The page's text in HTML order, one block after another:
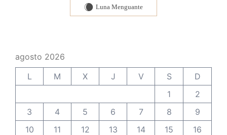
X Luna Menguante
agosto 2026
L
M X J V S
D
1
2
3
4 5 6 7 8
9
10
11 12 13 14 15
16